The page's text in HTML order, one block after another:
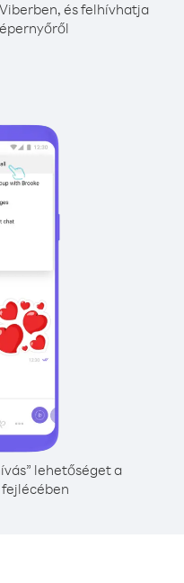
és felhívhatja
lehetőséget a